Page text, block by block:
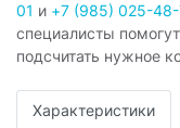
01 и +7 (985) 025-
специалисты
подсчитать нужное
Характеристики